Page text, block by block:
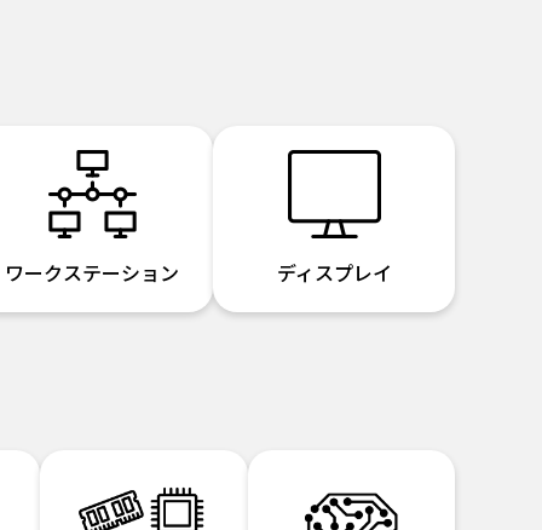
ワークステーション ディスプレイ